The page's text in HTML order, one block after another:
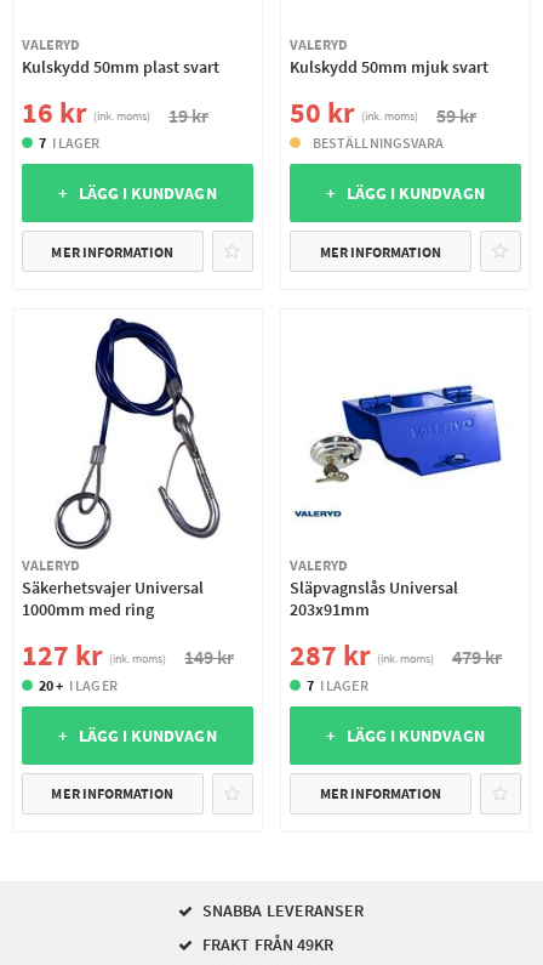
VALERYD
Kulskydd 50mm plast svart
16 kr (ink. moms) 19 kr
7 I LAGER
+ LÄGG I KUNDVAGN
MER INFORMATION
VALERYD
Kulskydd 50mm mjuk svart
50 kr (ink. moms) 59 kr
BESTÄLLNINGSVARA
+ LÄGG I KUNDVAGN
MER INFORMATION
VALERYD
Säkerhetsvajer Universal
1000mm med ring
127 kr (ink. moms) 149 kr
20 + I LAGER
+ LÄGG I KUNDVAGN
MER INFORMATION
VALERYD
Släpvagnslås Universal
203x91mm
287 kr (ink. moms) 479 kr
7 I LAGER
+ LÄGG I KUNDVAGN
MER INFORMATION
SNABBA LEVERANSER
FRAKT FRÅN 49KR